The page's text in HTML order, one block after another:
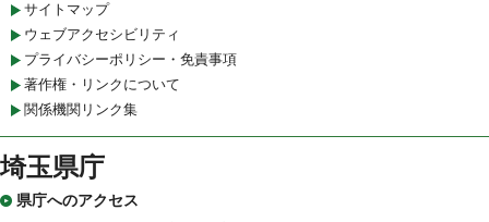
サイトマップ
ウェブアクセシビリティ
プライバシーポリシー・免責事項
著作権・リンクについて
関係機関リンク集
埼玉県庁
県庁へのアクセス